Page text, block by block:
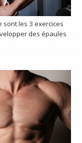
sont les 3 exercices
des épaules